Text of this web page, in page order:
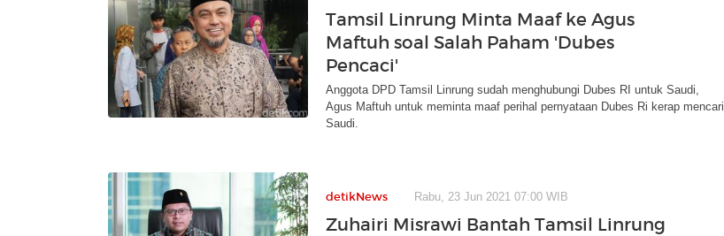
Tamsil Linrung Minta Maaf ke Agus
Maftuh soal Salah Paham 'Dubes
Pencaci'
Anggota DPD Tamsil Linrung sudah menghubungi Dubes RI untuk Saudi,
Agus Maftuh untuk meminta maaf perihal pernyataan Dubes Ri kerap mencari
Saudi.
detikNews Rabu, 23 Jun 2021 07:00 WIB
Zuhairi Misrawi Bantah Tamsil Linrung